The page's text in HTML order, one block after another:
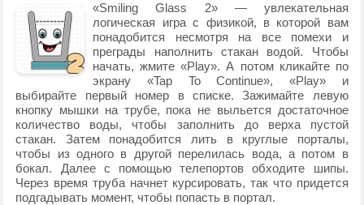
«Smiling Glass 2» — увлекательная
логическая игра с физикой, в которой вам
понадобится несмотря на все помехи и
преграды наполнить стакан водой. Чтобы
начать, жмите «Play». А потом кликайте по
экрану «Tap To Continue», «Play» и
выбирайте первый номер в списке. Зажимайте левую
кнопку мышки на трубе, пока не выльется достаточное
количество воды, чтобы заполнить до верха пустой
стакан. Затем понадобится лить в круглые порталы,
чтобы из одного в другой перелилась вода, а потом в
бокал. Далее с помощью телепортов обходите шипы.
Через время труба начнет курсировать, так что придется
подгадывать момент, чтобы попасть в портал.